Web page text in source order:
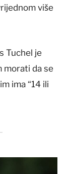
više
Tuchel je
morati da se
ima “14 ili